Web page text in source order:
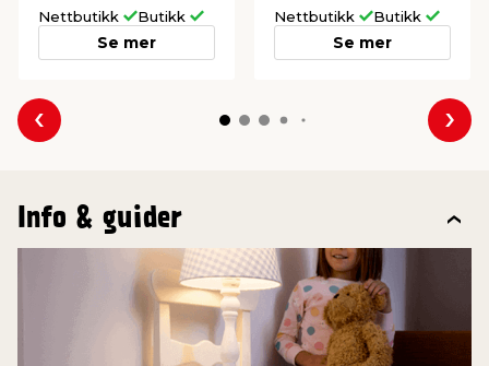
Nettbutikk Butikk
Se mer
Nettbutikk Butikk
Se mer
Forrige
Info & guider